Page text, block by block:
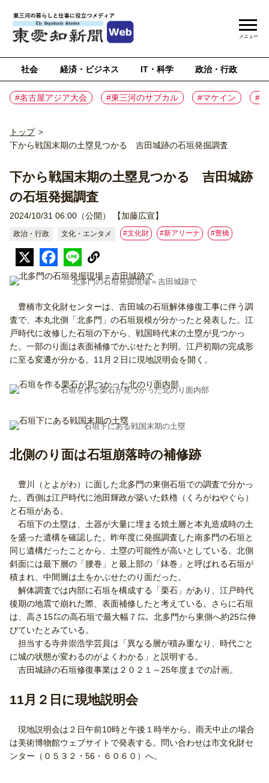
社会 経済・ビジネス IT・科学 政治・行政
#名古屋アジア大会 #東三河のサブカル #マケイン #
メニュー
トップ >
下から戦国末期の土塁見つかる 吉田城跡の石垣発掘調査
下から戦国末期の土塁見つかる 吉田城跡
の石垣発掘調査
2024/10/31 06:00（公開） 【加藤広宣】
政治・行政 文化・エンタメ #文化財 #新アリーナ #豊橋
北多門の石垣発掘現場＝吉田城跡で
豊橋市文化財センターは、吉田城の石垣解体修復工事に伴う調
査で、本丸北側「北多門」の石垣規模が分かったと発表した。江
戸時代に改修した石垣の下から、戦国時代末の土塁が見つかっ
た。一部のり面は表面補修でかぶせたと判明。江戸初期の完成形
に至る変遷が分かる。11月２日に現地説明会を開く。
石垣を作る栗石が見つかった北のり面内部
石垣下にある戦国末期の土塁
北側のり面は石垣崩落時の補修跡
豊川（とよがわ）に面した北多門の東側石垣での調査で分かっ
た。西側は江戸時代に池田輝政が築いた鉄櫓（くろがねやぐら）
と石垣がある。
石垣下の土塁は、土器が大量に埋まる焼土層と本丸造成時の土
を盛った遺構を確認した。昨年度に発掘調査した南多門の石垣と
同じ遺構だったことから、土塁の可能性が高いとしている。北側
斜面には最下層の「腰巻」と最上部の「鉢巻」と呼ばれる石垣が
積まれ、中間層は土をかぶせたのり面だった。
解体調査では内部に石垣を構成する「栗石」があり、江戸時代
後期の地震で崩れた際、表面補修したと考えている。さらに石垣
は、高さ15㍍の高石垣で最大幅７㍍、北多門から東側へ約25㍍伸
びていたとみている。
担当する寺井崇浩学芸員は「異なる層が積み重なり、時代ごと
に城の状態が変わるのがよくわかる」と説明する。
吉田城跡の石垣修復事業は２０２１～25年度までの計画。
11月２日に現地説明会
現地説明会は２日午前10時と午後１時半から。雨天中止の場合
は美術博物館ウェブサイトで発表する。問い合わせは市文化財セ
ンター（０５３２・56・６０６０）へ。